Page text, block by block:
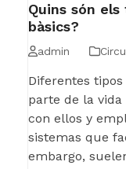
Quins són
bàsics?
admin
Diferentes
parte de la
con ellos y
sistemas que
embargo,